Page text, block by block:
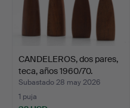
CANDELEROS, dos pares,
teca, años 1960/70.
Subastado 28 may 2026
1 puja